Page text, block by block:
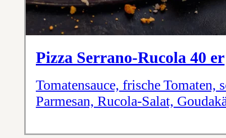
Pizza Serrano-Rucola 40 er
Tomatensauce, frische Tomaten,
Parmesan, Rucola-Salat,